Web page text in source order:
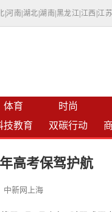
|河南 湖北 |湖南 黑龙江 江西 江苏
体育 时尚
技教育 双碳行动
高考保驾护航
中新网上海